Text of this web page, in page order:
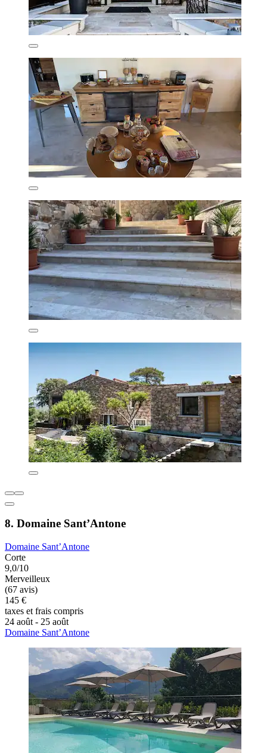
8. Domaine Sant’Antone
Domaine Sant’Antone
Corte
9,0/10
Merveilleux
(67 avis)
145 €
taxes et frais compris
24 août - 25 août
Domaine Sant’Antone